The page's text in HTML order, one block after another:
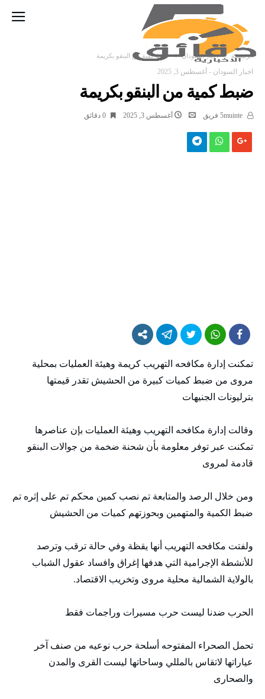
‫الرئيسية‬ اخبار السودان ضبط كمية من البنقو بكريمة
اخبار السودان - أغسطس 3, 2025
ضبط كمية من البنقو بكريمة
أغسطس 3, 2025 0 ‫دقائق‬
تمكنت إدارة مكافحه التهريب كريمة وهيئة العمليات بمحلية
مروى من ضبط كميات كبيرة من الحشيش تقدر قيمتها
بترليونات الجنيهات
وقالت إدارة مكافحه التهريب وهيئة العمليات بإن عناصرها
تمكنت عبر توفر معلومة بأن شحنة ضخمة من جوالات البنقو
قادمة لمروى
ومن خلال الرصد والمتابعة تم نصب كمين محكم تم على إثره تم
ضبط الكمية والمتهمين وبحوزتهم كميات من الحشيش
ولفتت مكافحه التهريب أنها يقظة وفي حالة ترقب وترصد
للأنشطة الإجرامية التي هدفها إغراق وافساد عقول الشباب
بالولاية الشمالية محلية مروى وتخريب الاقتصاد.
الحرب ضدنا ليست حرب مسيرات وراجمات فقط
تحمل الصحراء المفتوحه أسلحة حرب نوعيه من صنف آخر
عياراتها لاتقاس بالمللي وساحاتها ليست القرى والمدن
والصحارى